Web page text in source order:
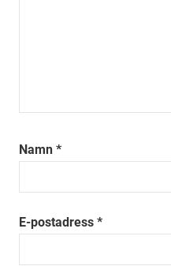
Namn *
E-postadress *